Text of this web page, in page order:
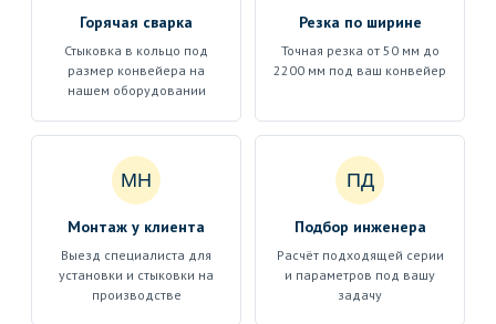
Горячая сварка
Стыковка в кольцо под
размер конвейера на
нашем оборудовании
Резка по ширине
Точная резка от 50 мм до
2200 мм под ваш конвейер
МН
Монтаж у клиента
Выезд специалиста для
установки и стыковки на
производстве
ПД
Подбор инженера
Расчёт подходящей серии
и параметров под вашу
задачу